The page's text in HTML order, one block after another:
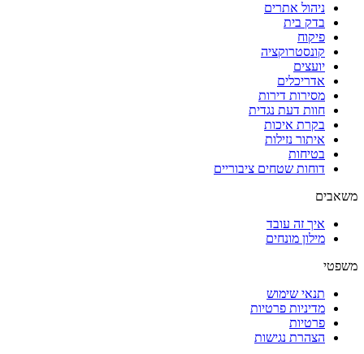
ניהול אתרים
בדק בית
פיקוח
קונסטרוקציה
יועצים
אדריכלים
מסירות דירות
חוות דעת נגדית
בקרת איכות
איתור נזילות
בטיחות
דוחות שטחים ציבוריים
משאבים
איך זה עובד
מילון מונחים
משפטי
תנאי שימוש
מדיניות פרטיות
פרטיות
הצהרת נגישות